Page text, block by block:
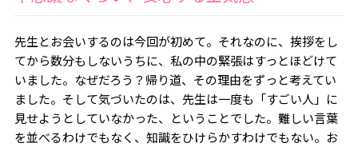
先生とお会いするのは今回が初めて。それなのに、挨拶をし
てから数分もしないうちに、私の中の緊張はすっとほどけて
いました。なぜだろう？帰り道、その理由をずっと考えてい
ました。そして気づいたのは、先生は一度も「すごい人」に
見せようとしていなかった、ということでした。難しい言葉
を並べるわけでもなく、知識をひけらかすわけでもない。お